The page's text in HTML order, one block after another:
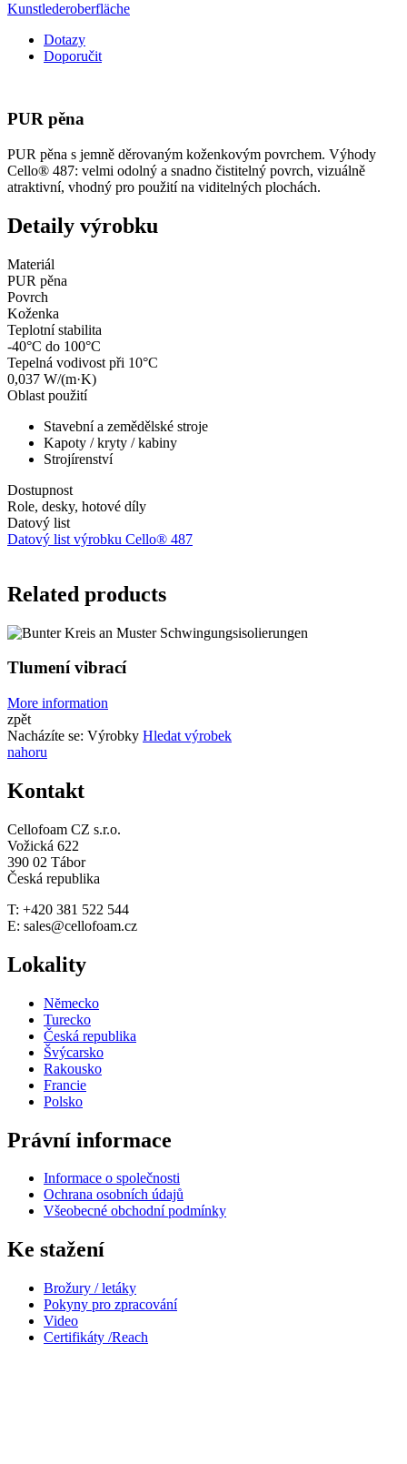
Dotazy
Doporučit
PUR pěna
PUR pěna s jemně děrovaným koženkovým povrchem. Výhody
Cello® 487: velmi odolný a snadno čistitelný povrch, vizuálně
atraktivní, vhodný pro použití na viditelných plochách.
Detaily výrobku
Materiál
PUR pěna
Povrch
Koženka
Teplotní stabilita
-40°C do 100°C
Tepelná vodivost při 10°C
0,037 W/(m·K)
Oblast použití
Stavební a zemědělské stroje
Kapoty / kryty / kabiny
Strojírenství
Dostupnost
Role, desky, hotové díly
Datový list
Datový list výrobku Cello® 487
Related products
Tlumení vibrací
More information
zpět
Nacházíte se: Výrobky Hledat výrobek
nahoru
Kontakt
Cellofoam CZ s.r.o.
Vožická 622
390 02 Tábor
Česká republika
T: +420 381 522 544
E: sales@cellofoam.cz
Lokality
Nĕmecko
Turecko
Česká republika
Švýcarsko
Rakousko
Francie
Polsko
Právní informace
Informace o společnosti
Ochrana osobních údajů
Všeobecné obchodní podmínky
Ke stažení
Brožury / letáky
Pokyny pro zpracování
Video
Certifikáty /Reach